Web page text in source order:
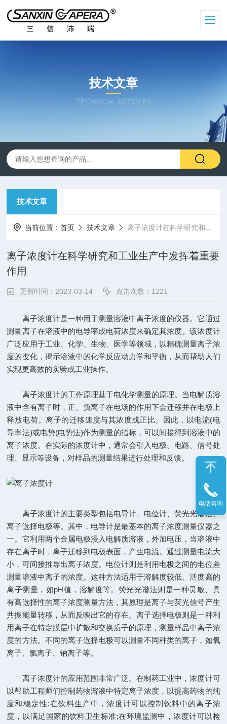
技术文章
TECHNICAL ARTICLES
技术文章
当前位置：首页 技术文章 离子浓度计在科学研究和工业生产中发挥着重要作用
离子浓度计在科学研究和工业生产中发挥着重要
作用
更新时间：2023-03-14 点击次数：1221
离子浓度计是一种用于测量溶液中离子浓度的仪器。它通过
测量离子在溶液中的电导率或电荷浓度来确定其浓度。该浓度计
广泛应用于工业、化学、生物、医学等领域，以精确测量离子浓
度的变化，揭示溶液中的化学反应动力学和平衡，从而帮助人们
实现更高效的实验或工业操作。
离子浓度计的工作原理基于电化学测量的原理。当电解质溶
液中含有离子时，正、负离子在电场的作用下会迁移并在电极上
释放电荷。离子的迁移速度与其浓度成正比。因此，以电流(电
导率法)或电势(电势法)作为测量的指标，可以间接得到溶液中的
离子浓度。在实际的浓度计中，通常会引入电极、电路、信号处
理、显示等设备，对样品的测量结果进行处理和反馈。
离子浓度计的主要类型包括电导计、电位计、荧光光谱法、
离子选择电极等。其中，电导计是最基本的离子浓度测量仪器之
一。它利用两个金属电极浸入电解质溶液，外加电压，当溶液中
存在离子时，离子迁移到电极表面，产生电流。通过测量电流大
小，可间接推导出离子浓度。电位计则是利用电极之间的电位差
测量溶液中离子的浓度。这种方法适用于溶解度较低、活度高的
离子测量，如pH值，溶解度等。荧光光谱法则是一种灵敏、具
有高选择性的离子浓度测量方法，其原理是离子与荧光信号产生
共振能量转移，从而反映出它的存在。离子选择电极则是一种利
用离子在特定膜层中扩散和交换质子的原理，测量样品中离子浓
度的方法。不同的离子选择电极可以测量不同种类的离子，如氧
离子、氯离子、钠离子等。
离子浓度计的应用范围非常广泛。在制药工业中，浓度计可
以帮助工程师们控制药物溶液中特定离子浓度，以提高药物的纯
度和稳定性;在饮料生产中，浓度计可以控制饮料中的离子浓
度，以满足国家的饮料卫生标准;在环境监测中，浓度计可以检
电话咨询